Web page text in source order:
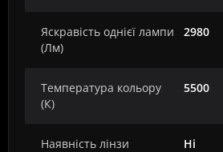
Яскравість однієї лампи
(Лм)
2980
Температура кольору
(К)
5500
Наявність лінзи Ні